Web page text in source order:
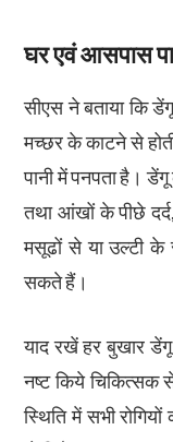
घर एवं आसपास
सीएस ने बताया कि
मच्छर के काटने से
पानी में पनपता है।
तथा आंखों के पीछे
मसूढों से या उल्टी के
सकते हैं।
याद रखें हर बुखार डेंगू
नष्ट किये चिकित्सक
स्थिति में सभी